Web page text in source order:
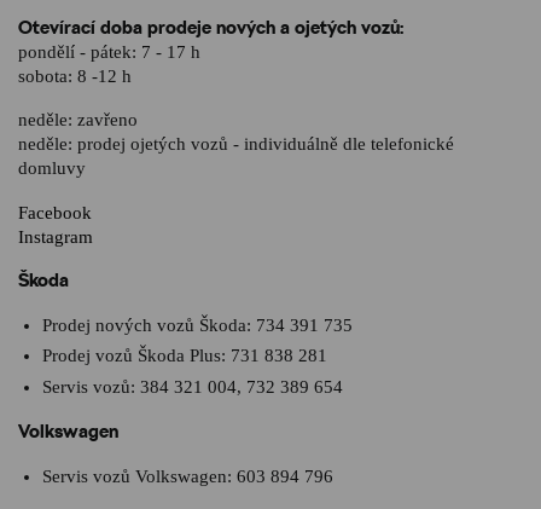
Otevírací doba prodeje nových a ojetých vozů:
pondělí - pátek: 7 - 17 h
sobota: 8 -12 h
neděle: zavřeno
neděle: prodej ojetých vozů - individuálně dle telefonické
domluvy
Facebook
Instagram
Škoda
Prodej nových vozů Škoda: 734 391 735
Prodej vozů Škoda Plus: 731 838 281
Servis vozů: 384 321 004, 732 389 654
Volkswagen
Servis vozů Volkswagen: 603 894 796